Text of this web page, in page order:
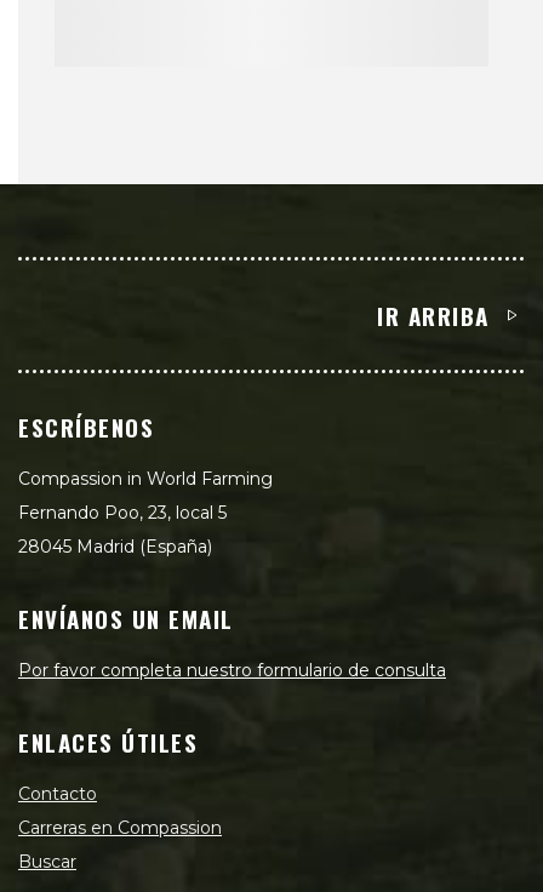
IR ARRIBA
ESCRÍBENOS
Compassion in World Farming
Fernando Poo, 23, local 5
28045 Madrid (España)
ENVÍANOS UN EMAIL
Por favor completa nuestro formulario de consulta
ENLACES ÚTILES
Contacto
Carreras en Compassion
Buscar